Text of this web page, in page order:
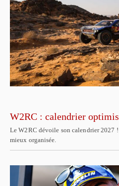
W2RC : calendrier
Le W2RC dévoile son calendrier 2027 !
mieux organisée.